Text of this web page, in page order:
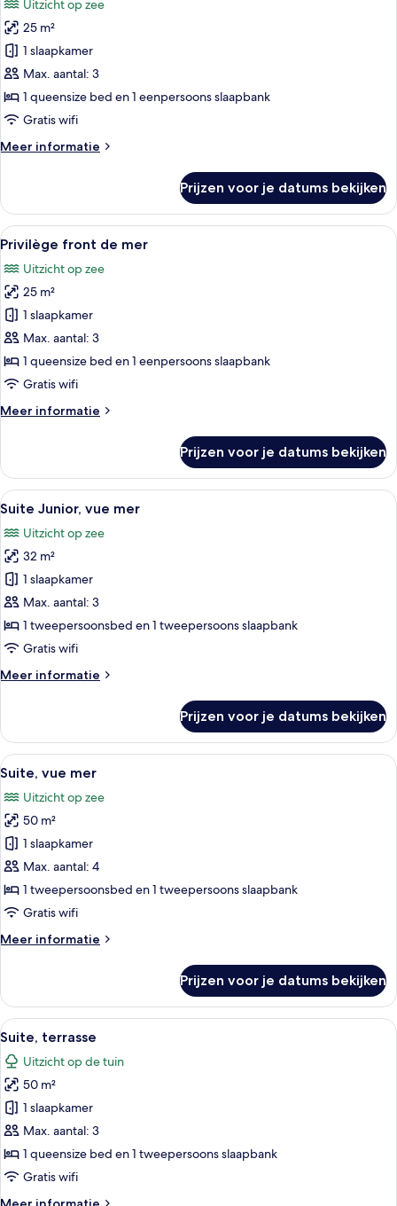
voor
Supérieure
front
de
mer
laden
Uitzicht op zee
25 m²
1 slaapkamer
Max. aantal: 3
1 queensize bed en 1 eenpersoons slaapbank
Gratis wifi
Meer informatie
Meer
front
de
mer
Prijzen voor je datums bekijken
Alle
foto's
voor
Privilège
front
de
mer
laden
Een balkon met een tafel en
4
Privilège front de mer
Uitzicht op zee
25 m²
1 slaapkamer
Max. aantal: 3
1 queensize bed en 1 eenpersoons slaapbank
Gratis wifi
Meer informatie
Meer
front
de
mer
Prijzen voor je datums bekijken
Alle
foto's
voor
Suite
Junior,
vue
mer
laden
Suite Junior, vue mer | Luxe
4
Suite Junior, vue mer
Uitzicht op zee
32 m²
1 slaapkamer
Max. aantal: 3
1 tweepersoonsbed en 1 tweepersoons slaapbank
Gratis wifi
Meer informatie
Meer
Junior,
vue
mer
Prijzen voor je datums bekijken
Alle
foto's
voor
Suite,
vue
mer
laden
Suite, vue mer | Woonruimte | Een
5
Suite, vue mer
Uitzicht op zee
50 m²
1 slaapkamer
Max. aantal: 4
1 tweepersoonsbed en 1 tweepersoons slaapbank
Gratis wifi
Meer informatie
Meer
vue
mer
Prijzen voor je datums bekijken
Alle
foto's
voor
Suite,
terrasse
laden
Suite, terrasse | Woonruimte | Een
4
Suite, terrasse
Uitzicht op de tuin
50 m²
1 slaapkamer
Max. aantal: 3
1 queensize bed en 1 tweepersoons slaapbank
Gratis wifi
Meer